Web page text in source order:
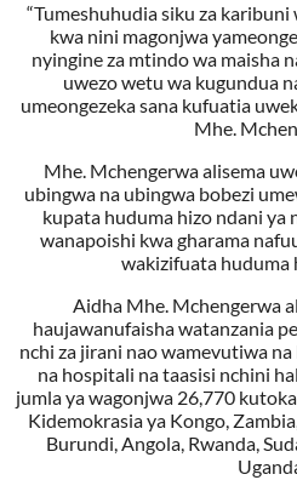
“Tumeshuhudia siku za
kwa nini magonjwa
nyingine za mtindo wa maisha
uwezo wetu wa kugundua
umeongezeka sana kufuatia
Mhe.
Mhe. Mchengerwa alisema
ubingwa na ubingwa bobezi
kupata huduma hizo ndani ya
wanapoishi kwa gharama
wakizifuata huduma
Aidha Mhe. Mchengerwa
haujawanufaisha watanzania
nchi za jirani nao wamevutiwa
na hospitali na taasisi nchini
jumla ya wagonjwa 26,770
Kidemokrasia ya Kongo,
Burundi, Angola, Rwanda,